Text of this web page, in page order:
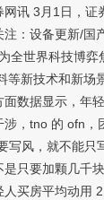
3月1日，证券
设备更新/国产
全世界科技博
等新技术和新场
据显示，年轻
tno 的 ofn，
风，就不能只
要加颗几千块
房平均动用